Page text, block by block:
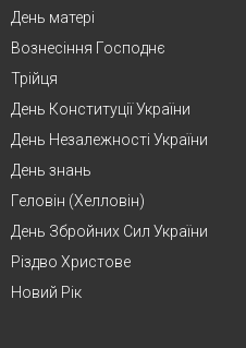
День матері
Вознесіння Господнє
Трійця
День Конституції України
День Незалежності України
День знань
Геловін (Хелловін)
День Збройних Сил України
Різдво Христове
Новий Рік